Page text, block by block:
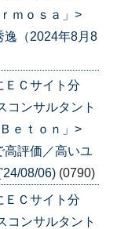
ｍｏｓａ」>
逸（2024年8月8
ＥＣサイト分
ンサルタント
ｅｔｏｎ」>
高評価／高いユ
08/06) (0790)
ＥＣサイト分
ンサルタント